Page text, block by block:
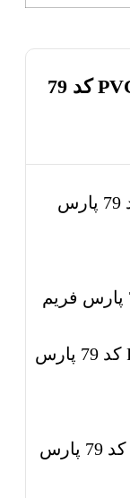
فهرست مطالب دیوارپوش PVC کد 79
مشخصات دیوارپوش PVC کد 79 پارس
خرید اینترنتی دیوارپوش PVC کد 79 پارس
شرایط خرید دیوارپوش PVC کد 79 پارس